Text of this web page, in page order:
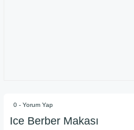
0 - Yorum Yap
Ice Berber Makası